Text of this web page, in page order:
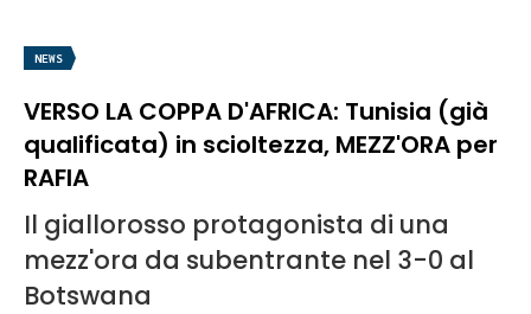
NEWS
VERSO LA COPPA D'AFRICA: Tunisia (già
qualificata) in scioltezza, MEZZ'ORA per
RAFIA
Il giallorosso protagonista di una
mezz'ora da subentrante nel 3-0 al
Botswana